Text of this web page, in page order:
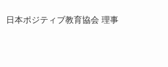
本ポジティブ教育協会 理事